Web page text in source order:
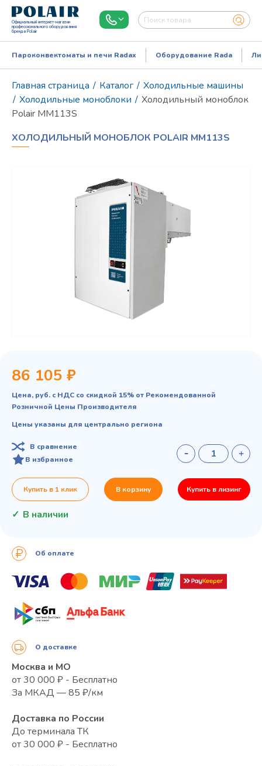
Официальный интернет-магазин
профессионального оборудования
бренда Polair
Режим работы: Пн..Пт: 9.00-18.00
Пароконвектоматы и печи Radax Оборудование Rada
Главная страница / Каталог / Холодильные машины
/ Холодильные моноблоки / Холодильный моноблок
Polair MM113S
ХОЛОДИЛЬНЫЙ МОНОБЛОК POLAIR MM113S
86 105 ₽
Цена, руб. с НДС со скидкой 15% от Рекомендованной
Розничной Цены Производителя
Цены указаны для центрально региона
В сравнение
В избранное
Купить в 1 клик В корзину Купить в лизинг
В наличии
Об оплате
О доставке
Москва и МО
от 30 000 ₽ - Бесплатно
За МКАД — 85 ₽/км
Доставка по России
До терминала ТК
от 30 000 ₽ - Бесплатно